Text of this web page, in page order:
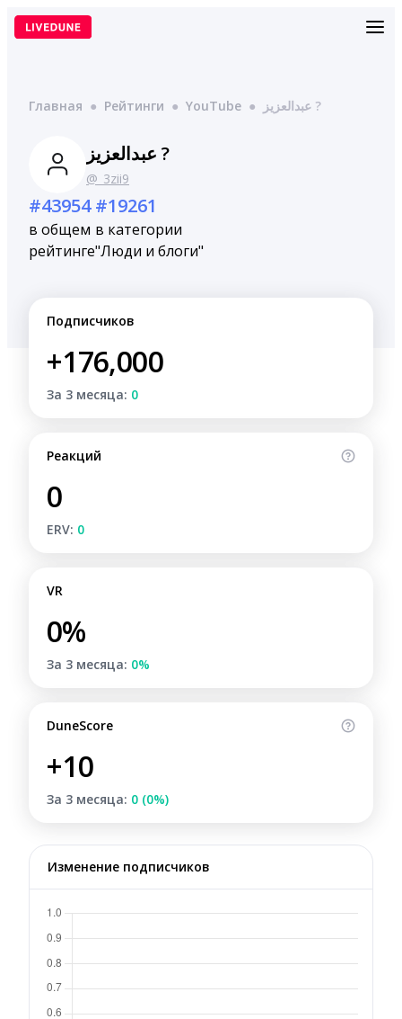
Перейти
Главная ● Рейтинги ● YouTube ● عبدالعزيز ?
عبدالعزيز ?
@_3zii9
#43954
в общем
рейтинге
#19261
в категории
"Люди и блоги"
Подписчиков
+176,000
За 3 месяца: 0
Реакций
0
ERV: 0
VR
0%
За 3 месяца: 0%
DuneScore
+10
За 3 месяца: 0 (0%)
Изменение подписчиков